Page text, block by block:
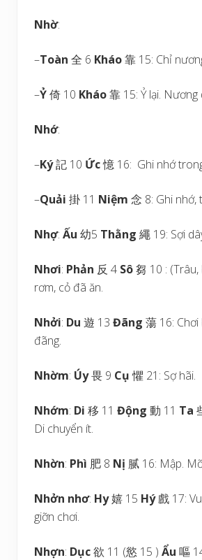
Nhờ:
–Toàn 全 6 Kháo靠 15: Chỉ
–Ỷ倚 10 Kháo靠 15: Ỷ lại.
Nhớ:
–Ký記 10 Ức憶 16: Ghi nhớ
–Quải 掛 11 Niệm 念 8: Ghi nhớ,
Nhợ: Ấu 幼5 Thằng 繩 19: Sợi
Nhơi: Phản 反 4 Sô芻 10 :
rơm, cỏ đã ăn.
Nhởi: Du 遊 13 Đãng 蕩 16:
đãng.
Nhờm: Úy畏 9 Cụ懼 21: Sợ hãi.
Nhớm: Di 移 11 Động 動 11 Ta
Di chuyển ít.
Nhờn: Phì 肥 8 Nị 腻 16: Mập.
Nhởn nhơ: Hy嬉 15 Hý戲 17:
giỡn chơi.
Nhợn: Dục欲 11 (慾 15 ) Ẩu 嘔